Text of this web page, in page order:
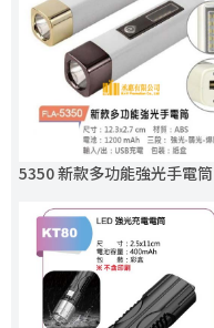
5350 新款多功能強光手電筒